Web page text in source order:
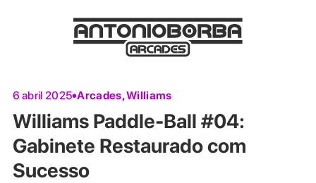
6 abril 2025 Arcades,Williams
Williams Paddle-Ball #04:
Gabinete Restaurado com
Sucesso